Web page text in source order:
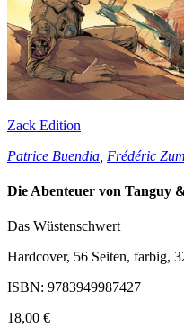
Zack Edition
Patrice Buendia Frédéric
Die Abenteuer von Tanguy
Das Wüstenschwert
Hardcover, 56 Seiten, farbig,
ISBN: 9783949987427
18,00 €